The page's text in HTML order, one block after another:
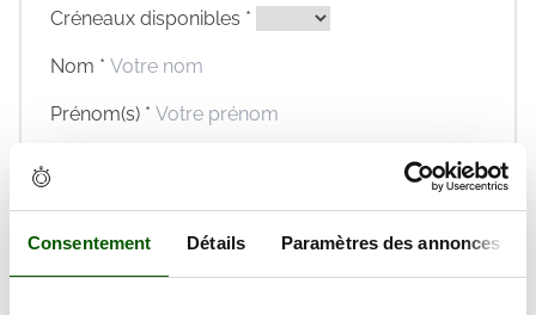
Consentement Détails Paramètres des annonces
Créneaux disponibles *
Nom *
Prénom(s) *
Téléphone *
En validant ce formulaire, j'accepte la politique de
protection des données et lesconditions générales